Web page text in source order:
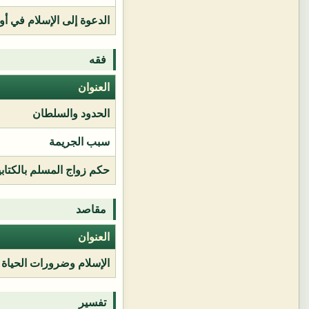
الدعوة إلى الإسلام في
فقه
العنوان
الحدود والسلطان
سبب الجريمة
حكم زواج المسلم
مقاصد
العنوان
الإسلام وضرورات الحياة
تفسير